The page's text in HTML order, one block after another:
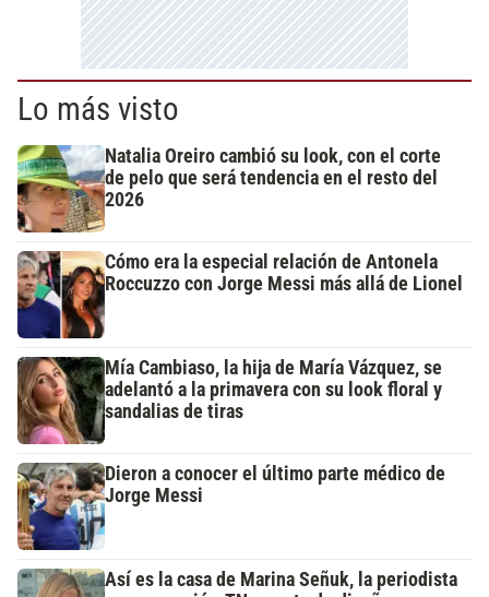
Lo más visto
Natalia Oreiro cambió su look, con el corte
de pelo que será tendencia en el resto del
2026
Cómo era la especial relación de Antonela
Roccuzzo con Jorge Messi más allá de Lionel
Mía Cambiaso, la hija de María Vázquez, se
adelantó a la primavera con su look floral y
sandalias de tiras
Dieron a conocer el último parte médico de
Jorge Messi
Así es la casa de Marina Señuk, la periodista